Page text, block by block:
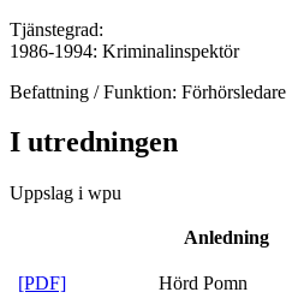
Tjänstegrad:
1986-1994: Kriminalinspektör
Befattning / Funktion: Förhörsledare
I utredningen
Uppslag i wpu
Anledning
[PDF] Hörd Pomn